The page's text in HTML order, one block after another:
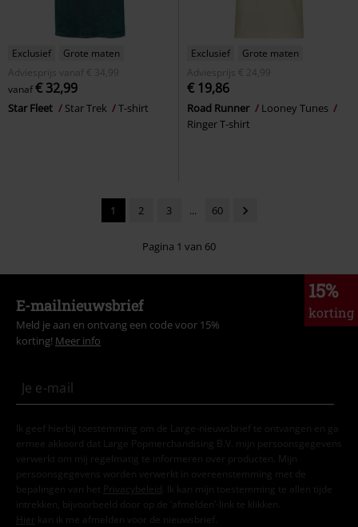
Exclusief
Grote maten
Adviesprijs
vanaf € 34,99
vanaf€ 32,99
Star Fleet Star Trek T-shirt
Exclusief
Grote maten
Adviesprijs
€ 24,99
€ 19,86
Road Runner
Looney Tunes
Ringer T-shirt
1 2 3 ... 60
Pagina 1 van 60
15%
korting
E-mailnieuwsbrief
Meld je aan en ontvang een code voor 15%
korting! Meer info
Ik geef hierbij toestemming om de Large-nieuwsbrief te ontvangen en ga
ermee akkoord dat Large Popmerchandising B.V. mijn persoonsgegevens
verwerkt om mij regelmatig te informeren over producten. Mijn
persoonsgegevens worden verwerkt in overeenstemming met de
bepalingen van het
Privacybeleid . Ik kan mijn toestemming te allen tijde
intrekken, bijvoorbeeld door op de ‘afmelden’-link te klikken.
Hier kan ik me afmelden voor de nieuwsbrief.